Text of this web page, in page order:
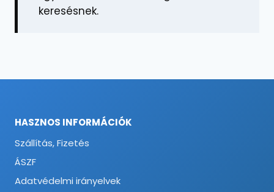
keresésnek.
HASZNOS INFORMÁCIÓK
Szállítás, Fizetés
ÁSZF
Adatvédelmi irányelvek